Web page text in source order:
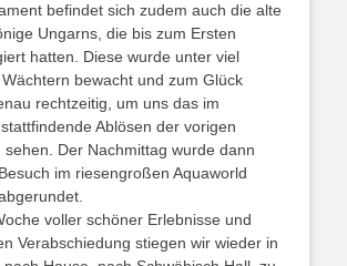
befindet sich zudem auch die alte
Ungarns, die bis zum Ersten
hatten. Diese wurde unter viel
bewacht und zum Glück
rechtzeitig, um uns das im
Ablösen der vorigen
sehen. Der Nachmittag wurde dann
im riesengroßen Aquaworld
voller schöner Erlebnisse und
Verabschiedung stiegen wir wieder in